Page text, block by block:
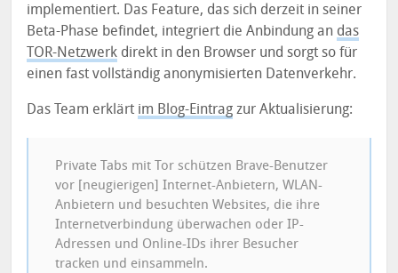
implementiert. Das Feature, das sich derzeit in seiner
Beta-Phase befindet, integriert die Anbindung an das
TOR-Netzwerk direkt in den Browser und sorgt so für
einen fast vollständig anonymisierten Datenverkehr.
Das Team erklärt im Blog-Eintrag zur Aktualisierung:
Private Tabs mit Tor schützen Brave-Benutzer
vor [neugierigen] Internet-Anbietern, WLAN-
Anbietern und besuchten Websites, die ihre
Internetverbindung überwachen oder IP-
Adressen und Online-IDs ihrer Besucher
tracken und einsammeln.